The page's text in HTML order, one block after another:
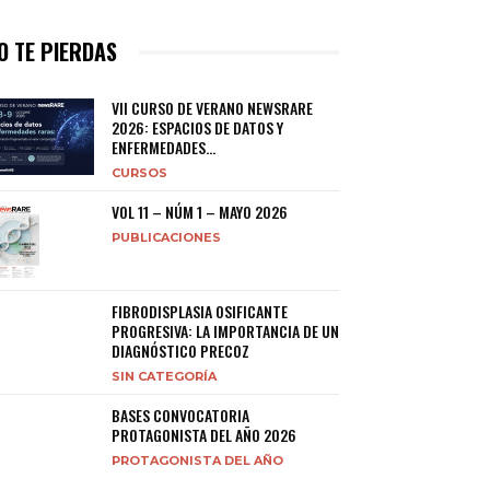
TE PIERDAS
VII CURSO DE VERANO NEWSRARE
2026: ESPACIOS DE DATOS Y
ENFERMEDADES...
CURSOS
VOL 11 – NÚM 1 – MAYO 2026
PUBLICACIONES
FIBRODISPLASIA OSIFICANTE
PROGRESIVA: LA IMPORTANCIA DE UN
DIAGNÓSTICO PRECOZ
SIN CATEGORÍA
BASES CONVOCATORIA
PROTAGONISTA DEL AÑO 2026
PROTAGONISTA DEL AÑO